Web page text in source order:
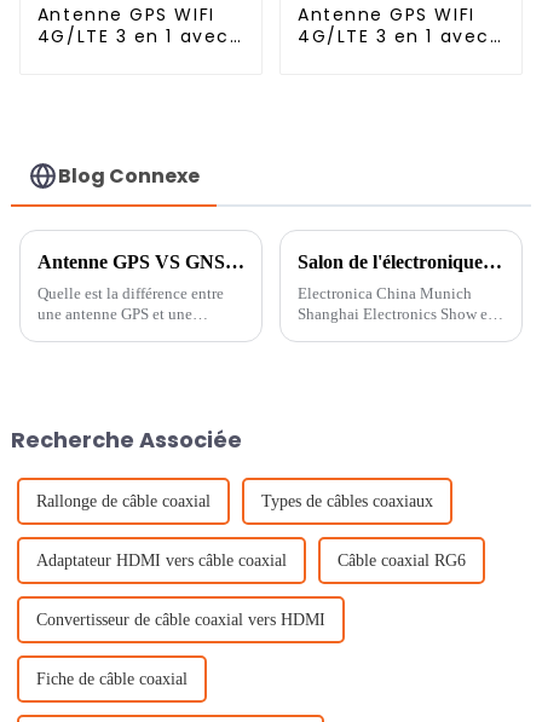
Antenne GPS WIFI
4G/LTE 3 en 1 avec
Antenne GPS WIFI
4G/LTE 3 en 1 avec
Blog Connexe
Antenne GPS VS GNSS ?
Quelle est la différence entre
une antenne GPS et une
Salon de l'électronique de Munich et de Shanghai
Electronica China Munich
Shanghai Electronics Show est
Recherche Associée
Rallonge de câble coaxial Types de câbles coaxiaux
Adaptateur HDMI vers câble coaxial Câble coaxial RG6
Convertisseur de câble coaxial vers HDMI
Fiche de câble coaxial